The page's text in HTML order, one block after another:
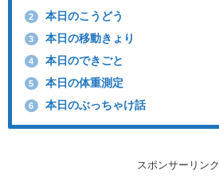
2 本日のこうどう
3 本日の移動きょり
4 本日のできごと
5 本日の体重測定
6 本日のぶっちゃけ話
スポンサーリンク